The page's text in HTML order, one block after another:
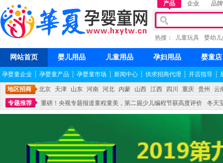
产品 企业 品牌
热搜： 儿童玩具 婴幼
网站首页 婴儿用品 儿童用品 孕妇用品 婴童店
孕婴童企业 ┆ 孕婴童产品 ┆ 孕婴童市场 ┆ 新闻中心 ┆ 供求招商代理 ┆ 开店指导 ┆
地区招商 北京 天津 山东 河南 河北 内蒙 山西 江西 四川 重庆 贵州
云
专题推荐
重磅！央视专题报道童程童美，第二届少儿编程节获高度评价
冬天
不能再单纯地销售产品,而要向增强服务转型,毕竟母婴产品比较特殊。”
妇幼广场